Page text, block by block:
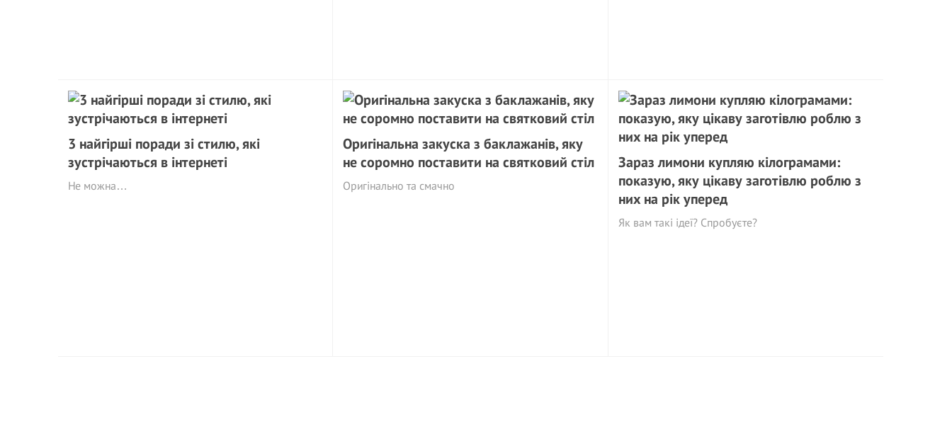
3 найгірші поради зі стилю, які
зустрічаються в інтернеті
Не можна…
Оригінальна закуска з баклажанів, яку
не соромно поставити на святковий стіл
Оригінально та смачно
Зараз лимони купляю кілограмами:
показую, яку цікаву заготівлю роблю з
них на рік уперед
Як вам такі ідеї? Спробуєте?